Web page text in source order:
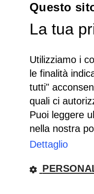
Questo
La tua
Utilizziamo i
le finalità
tutti"
quali ci
Puoi leggere
nella nostra
Dettaglio